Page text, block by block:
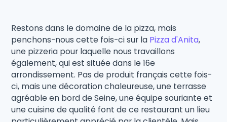
Restons dans le domaine de la pizza, mais
penchons-nous cette fois-ci sur la Pizza d'Anita,
une pizzeria pour laquelle nous travaillons
également, qui est située dans le 16e
arrondissement. Pas de produit français cette fois-
ci, mais une décoration chaleureuse, une terrasse
agréable en bord de Seine, une équipe souriante et
une cuisine de qualité font de ce restaurant un lieu